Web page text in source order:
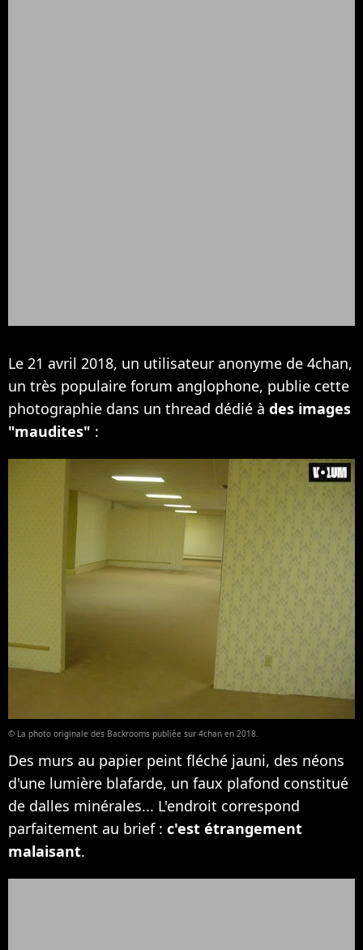
Le 21 avril 2018, un utilisateur anonyme de 4chan,
un très populaire forum anglophone, publie cette
photographie dans un thread dédié à des images
"maudites" :
© La photo originale des Backrooms publiée sur 4chan en 2018.
Des murs au papier peint fléché jauni, des néons
d'une lumière blafarde, un faux plafond constitué
de dalles minérales... L'endroit correspond
parfaitement au brief : c'est étrangement
malaisant.